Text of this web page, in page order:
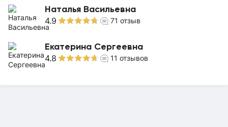
Наталья Васильевна
4.9 71 отзыв
Екатерина Сергеевна
4.8 11 отзывов